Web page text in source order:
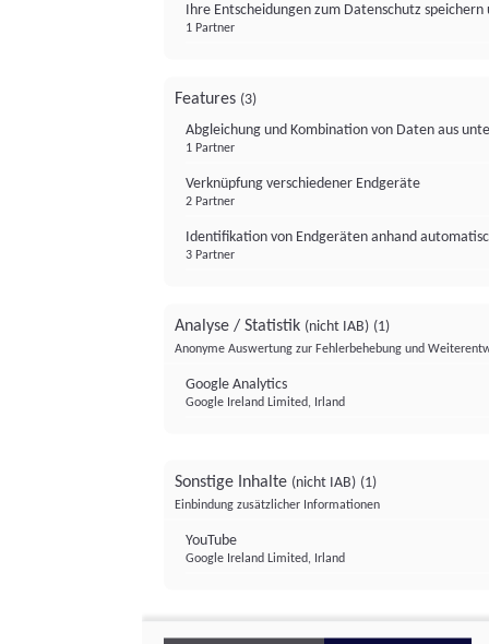
Ihre Entscheidungen zum Datenschutz
1 Partner
Features (3)
Abgleichung und Kombination von Daten aus
1 Partner
Verknüpfung verschiedener Endgeräte
2 Partner
Identifikation von Endgeräten anhand
3 Partner
Analyse / Statistik (nicht IAB) (1)
Anonyme Auswertung zur Fehlerbehebung und
Google Analytics
Google Ireland Limited, Irland
Sonstige Inhalte (nicht IAB) (1)
Einbindung zusätzlicher Informationen
YouTube
Google Ireland Limited, Irland